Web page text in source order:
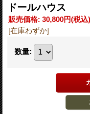
ドールハウス
販売価格: 30,800円(税込)
[在庫わずか]
数量: